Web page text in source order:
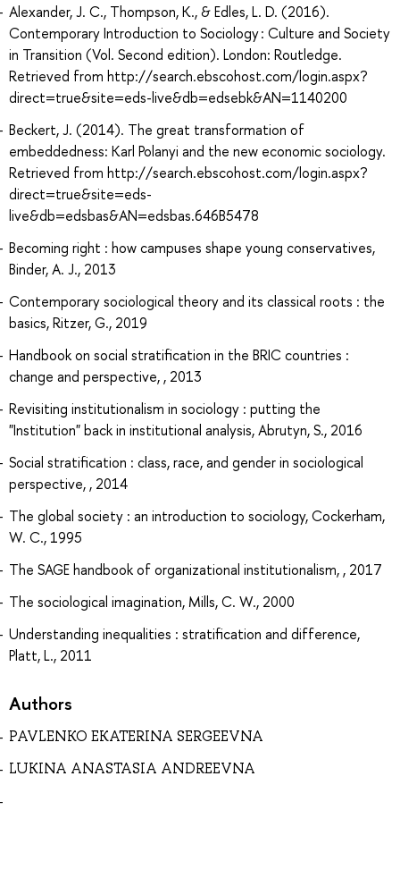
Alexander, J. C., Thompson, K., & Edles, L. D. (2016).
Contemporary Introduction to Sociology : Culture and Society
in Transition (Vol. Second edition). London: Routledge.
Retrieved from http://search.ebscohost.com/login.aspx?
direct=true&site=eds-live&db=edsebk&AN=1140200
Beckert, J. (2014). The great transformation of
embeddedness: Karl Polanyi and the new economic sociology.
Retrieved from http://search.ebscohost.com/login.aspx?
direct=true&site=eds-
live&db=edsbas&AN=edsbas.646B5478
Becoming right : how campuses shape young conservatives,
Binder, A. J., 2013
Contemporary sociological theory and its classical roots : the
basics, Ritzer, G., 2019
Handbook on social stratification in the BRIC countries :
change and perspective, , 2013
Revisiting institutionalism in sociology : putting the
"Institution" back in institutional analysis, Abrutyn, S., 2016
Social stratification : class, race, and gender in sociological
perspective, , 2014
The global society : an introduction to sociology, Cockerham,
W. C., 1995
The SAGE handbook of organizational institutionalism, , 2017
The sociological imagination, Mills, C. W., 2000
Understanding inequalities : stratification and difference,
Platt, L., 2011
Authors
PAVLENKO EKATERINA SERGEEVNA
LUKINA ANASTASIA ANDREEVNA